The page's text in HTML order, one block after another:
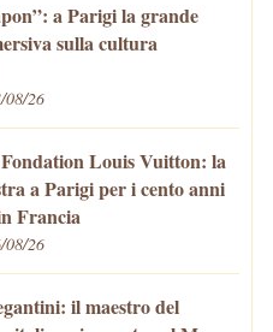
a Parigi la grande
sulla cultura
08/26
Louis Vuitton: la
a Parigi per i cento anni
Francia
08/26
il maestro del